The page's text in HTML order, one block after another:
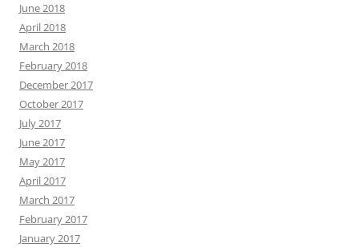
June 2018
April 2018
March 2018
February 2018
December 2017
October 2017
July 2017
June 2017
May 2017
April 2017
March 2017
February 2017
January 2017